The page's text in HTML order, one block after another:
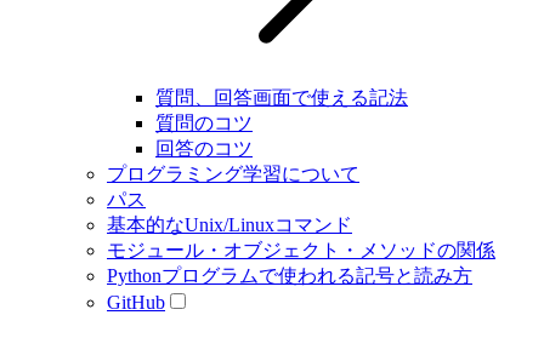
質問、回答画面で使える記法
質問のコツ
回答のコツ
プログラミング学習について
パス
基本的なUnix/Linuxコマンド
モジュール・オブジェクト・メソッドの関係
Pythonプログラムで使われる記号と読み方
GitHub